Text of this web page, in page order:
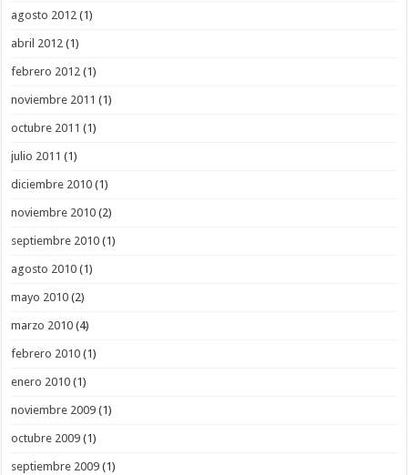
agosto 2012 (1)
abril 2012 (1)
febrero 2012 (1)
noviembre 2011 (1)
octubre 2011 (1)
julio 2011 (1)
diciembre 2010 (1)
noviembre 2010 (2)
septiembre 2010 (1)
agosto 2010 (1)
mayo 2010 (2)
marzo 2010 (4)
febrero 2010 (1)
enero 2010 (1)
noviembre 2009 (1)
octubre 2009 (1)
septiembre 2009 (1)